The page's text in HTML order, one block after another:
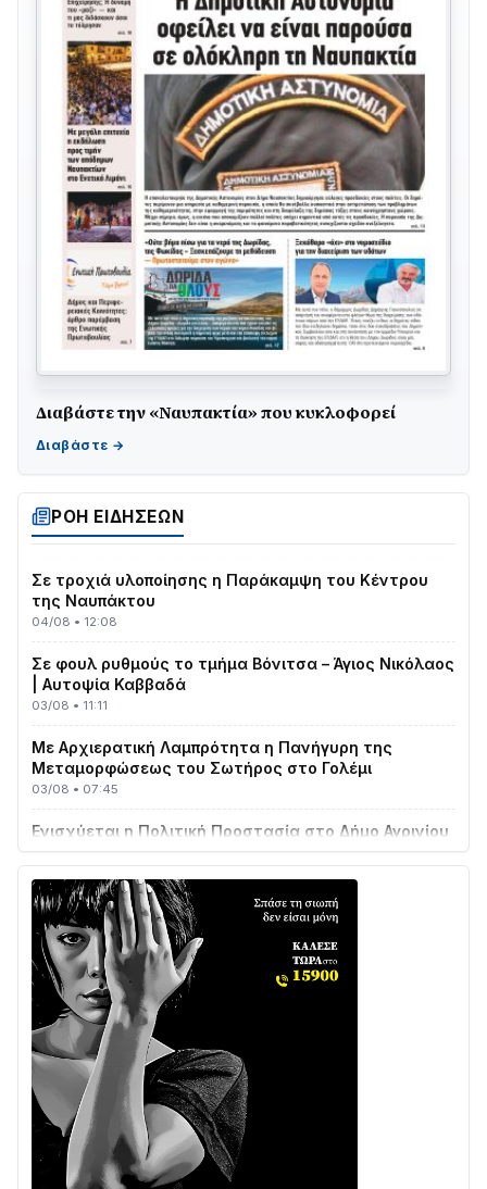
Διαβάστε την «Ναυπακτία» που κυκλοφορεί
ΡΟΗ ΕΙΔΗΣΕΩΝ
05/08 • 08:41
Στο σκοτάδι μεγάλο μέρος στο Λυγιά Ναυπάκτου
04/08 • 19:47
της Ναυπάκτου
04/08 • 12:08
Σε φουλ ρυθμούς το τμήμα Βόνιτσα – Άγιος Νικόλαος
| Αυτοψία Καββαδά
03/08 • 11:11
Με Αρχιερατική Λαμπρότητα η Πανήγυρη της
Μεταμορφώσεως του Σωτήρος στο Γολέμι
03/08 • 07:45
Ενισχύεται η Πολιτική Προστασία στο Δήμο Αγρινίου
με δύο νέα υδροφόρα οχήματα
Διαβάστε την «Ναυπακτία» που κυκλοφορεί
31/07 • 08:16
Δωρίδα για Όλους: «Καμία εκχώρηση των νερών
στην ΕΥΔΑΠ»
28/07 • 21:46
Διαβάστε την «Ναυπακτία» που κυκλοφορεί
24/07 • 11:31
ΕΚΤΑΚΤΟ – ΝΑΥΠΑΚΤΙΑ: ΣΥΝΑΓΕΡΜΟΣ ΣΤΗΝ
ΠΥΡΟΣΒΕΣΤΙΚΗ ΓΙΑ ΦΩΤΙΑ ΣΤΟΝ ΑΓΙΟ ΗΛΙΑ ΠΡΙΝ ΤΗ
ΓΡΑΝΙΤΣΑ
24/07 • 11:03